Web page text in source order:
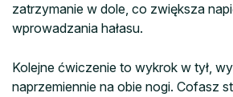
zatrzymanie w dole, co zwiększa
wprowadzania hałasu.
Kolejne ćwiczenie to wykrok w tył,
naprzemiennie na obie nogi. Cofasz